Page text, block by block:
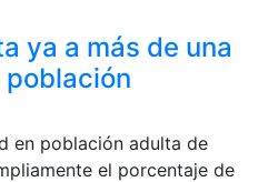
ya a más de una
en población adulta de
el porcentaje de